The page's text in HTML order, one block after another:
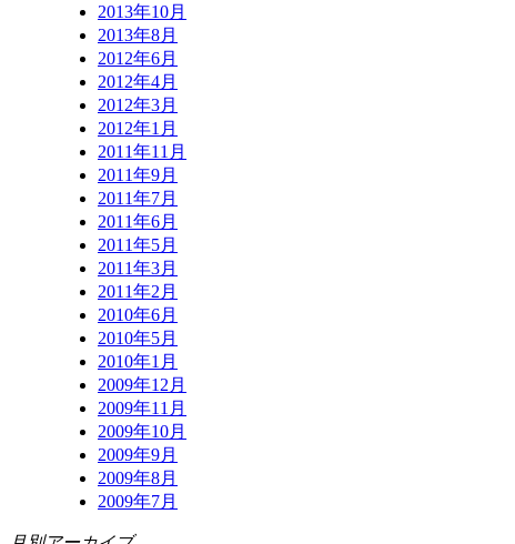
2013年10月
2013年8月
2012年6月
2012年4月
2012年3月
2012年1月
2011年11月
2011年9月
2011年7月
2011年6月
2011年5月
2011年3月
2011年2月
2010年6月
2010年5月
2010年1月
2009年12月
2009年11月
2009年10月
2009年9月
2009年8月
2009年7月